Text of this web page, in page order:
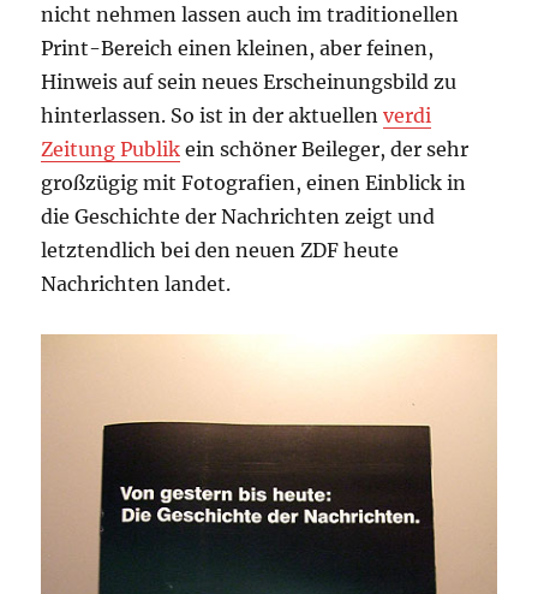
nicht nehmen lassen auch im traditionellen
Print-Bereich einen kleinen, aber feinen,
Hinweis auf sein neues Erscheinungsbild zu
hinterlassen. So ist in der aktuellenverdi
Zeitung Publik ein schöner Beileger, der sehr
großzügig mit Fotografien, einen Einblick in
die Geschichte der Nachrichten zeigt und
letztendlich bei den neuen ZDF heute
Nachrichten landet.